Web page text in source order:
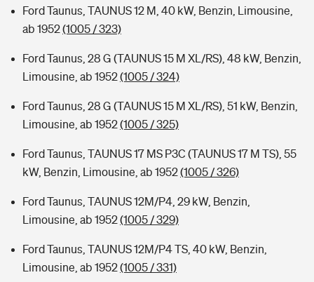
Ford Taunus, TAUNUS 12 M, 40 kW, Benzin, Limousine,
ab 1952(1005 / 323)
Ford Taunus, 28 G (TAUNUS 15 M XL/RS), 48 kW, Benzin,
Limousine, ab 1952(1005 / 324)
Ford Taunus, 28 G (TAUNUS 15 M XL/RS), 51 kW, Benzin,
Limousine, ab 1952(1005 / 325)
Ford Taunus, TAUNUS 17 MS P3C (TAUNUS 17 M TS), 55
kW, Benzin, Limousine, ab 1952(1005 / 326)
Ford Taunus, TAUNUS 12M/P4, 29 kW, Benzin,
Limousine, ab 1952(1005 / 329)
Ford Taunus, TAUNUS 12M/P4 TS, 40 kW, Benzin,
Limousine, ab 1952(1005 / 331)